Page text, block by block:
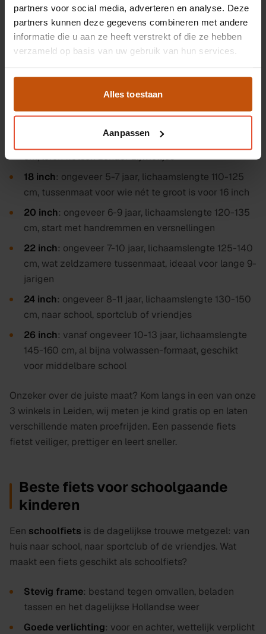
partners voor social media, adverteren en analyse. Deze
partners kunnen deze gegevens combineren met andere
informatie die u aan ze heeft verstrekt of die ze hebben
verzameld op basis van uw gebruik van hun services.
Alles toestaan
Aanpassen
lichaamslengtevan je kind, niet alleen op leeftijd. Hoe
groot je kind is bepaalt welkewielmaat (in inches)het
beste past, een te grote fiets is onveilig en niet leuk om
onze maattabel als richtlijn:
cm, eerste 'echte' fiets na de loopfiets
: ongeveer 4-6 jaar, lichaamslengte 100-115
cm, leren fietsen zonder zijwieltjes
18 inch: ongeveer 5-7 jaar, lichaamslengte 110-125
cm, tussenmaat voor wie nét te groot is voor 16 inch
20 inch: ongeveer 6-9 jaar, lichaamslengte 120-135
cm, start met handremmen en versnellingen
22 inch: ongeveer 7-10 jaar, lichaamslengte 125-140
cm, wat zeldzamere tussenmaat, ideaal voor lange 9-
jarigen
24 inch: ongeveer 8-11 jaar, lichaamslengte 130-150
cm, naar school, sportclub of vriendjes
26 inch: vanaf ongeveer 10-13 jaar, lichaamslengte
145-160 cm, al bijna volwassen-formaat, geschikt
voor middelbare school
Onzeker over de juiste maat? Kom langs in een van onze
3 winkels in Leiden, wij meten je kind gratis op en laten
verschillende maten proefrijden. Een passende fiets
fietst veiliger, prettiger en leert sneller.
Beste fiets voor schoolgaande
kinderen
Een schoolfiets is de dagelijkse trouwe metgezel: van
huis naar school, naar sportclub of de vriendjes. Wat
maakt een fiets geschikt als schoolfiets?
Stevig frame: bestand tegen omvallen, beladen
tassen en het dagelijkse Hollandse weer
Goede verlichting: voor en achter, wettelijk verplicht